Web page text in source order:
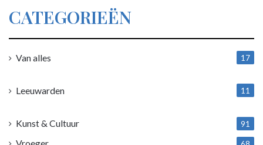
CATEGORIEËN
Van alles
17
Leeuwarden
11
Kunst & Cultuur 91